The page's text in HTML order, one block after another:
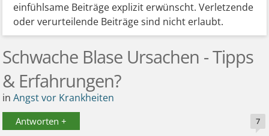
einfühlsame Beiträge explizit erwünscht. Verletzende
oder verurteilende Beiträge sind nicht erlaubt.
Schwache Blase Ursachen - Tipps
& Erfahrungen?
inAngst vor Krankheiten
Antworten + 7